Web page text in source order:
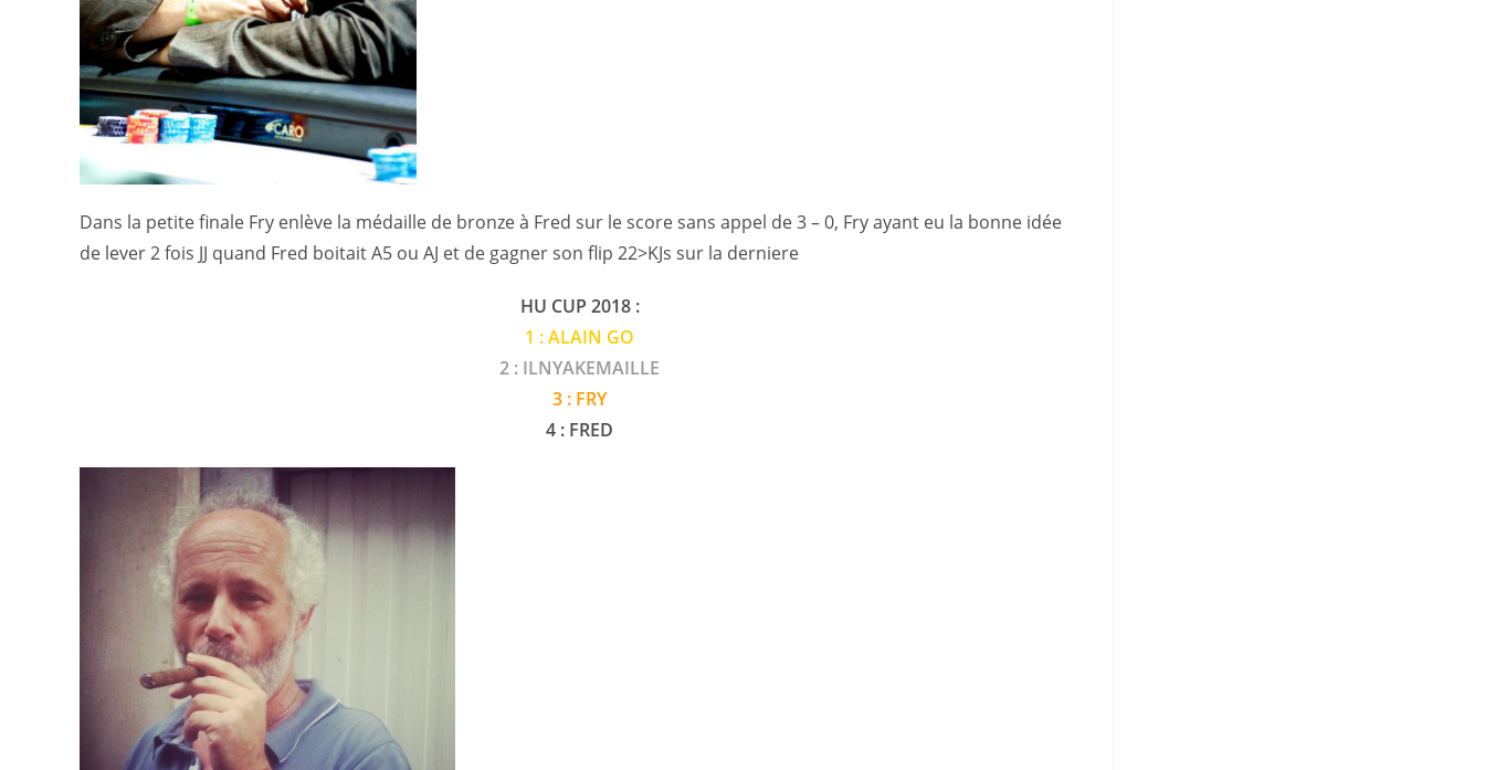
Dans la petite finale Fry enlève la médaille de bronze à Fred sur le score sans appel de 3 – 0, Fry ayant eu la bonne idée
de lever 2 fois JJ quand Fred boitait A5 ou AJ et de gagner son flip 22>KJs sur la derniere
HU CUP 2018 :
1 : ALAIN GO
2 : ILNYAKEMAILLE
3 : FRY
4 : FRED